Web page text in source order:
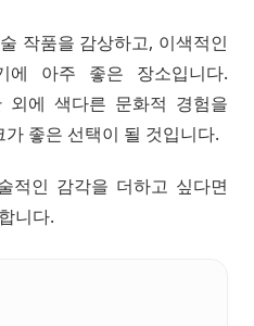
작품을 감상하고, 이색적인
에 아주 좋은 장소입니다.
외에 색다른 문화적 경험을
좋은 선택이 될 것입니다.
적인 감각을 더하고 싶다면
니다.